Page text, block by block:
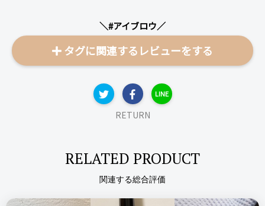
コメント（0 件）
良いところ
眉の濃さを調整しやすい
落ちにくい
眉だけじゃなくてノーズシャドーとしても使える
特にないですが、ブラシが描きにくいので専用のブラシがある
シートタイプの化粧落としでも簡単にオフできるのでゴシゴシ
擦らなくてよいのも気に入っています。
次回もリピートしたい◎
良いところ
＼#アイブロウ／
タグに関連するレビューをする
LINE
RETURN
RELATED PRODUCT
関連する総合評価